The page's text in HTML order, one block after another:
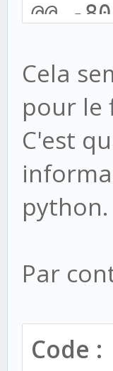
@@ -
-
- r,
+
+ r,
Cela
pour le
C'est
python.
Par
Code :